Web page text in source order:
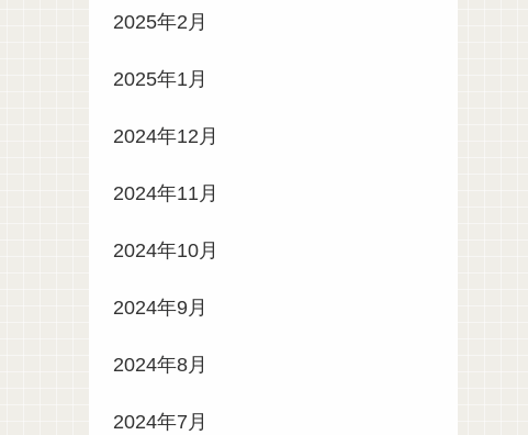
2025年2月
2025年1月
2024年12月
2024年11月
2024年10月
2024年9月
2024年8月
2024年7月